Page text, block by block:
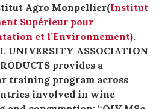
Agro Monpellier(Institut
Supérieur pour
et l’Environnement).
UNIVERSITY ASSOCIATION
provides a
training program across
involved in wine